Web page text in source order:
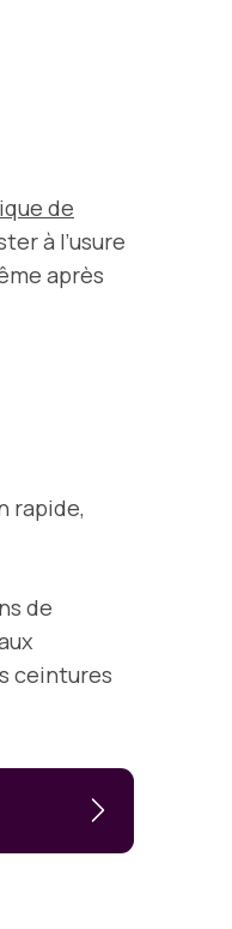
de
à l’usure
après
rapide,
de
ceintures